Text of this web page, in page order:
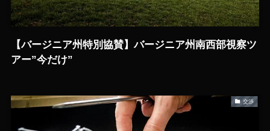
【バージニア州特別協賛】バージニア州南西部視察ツ
アー”今だけ”
交渉